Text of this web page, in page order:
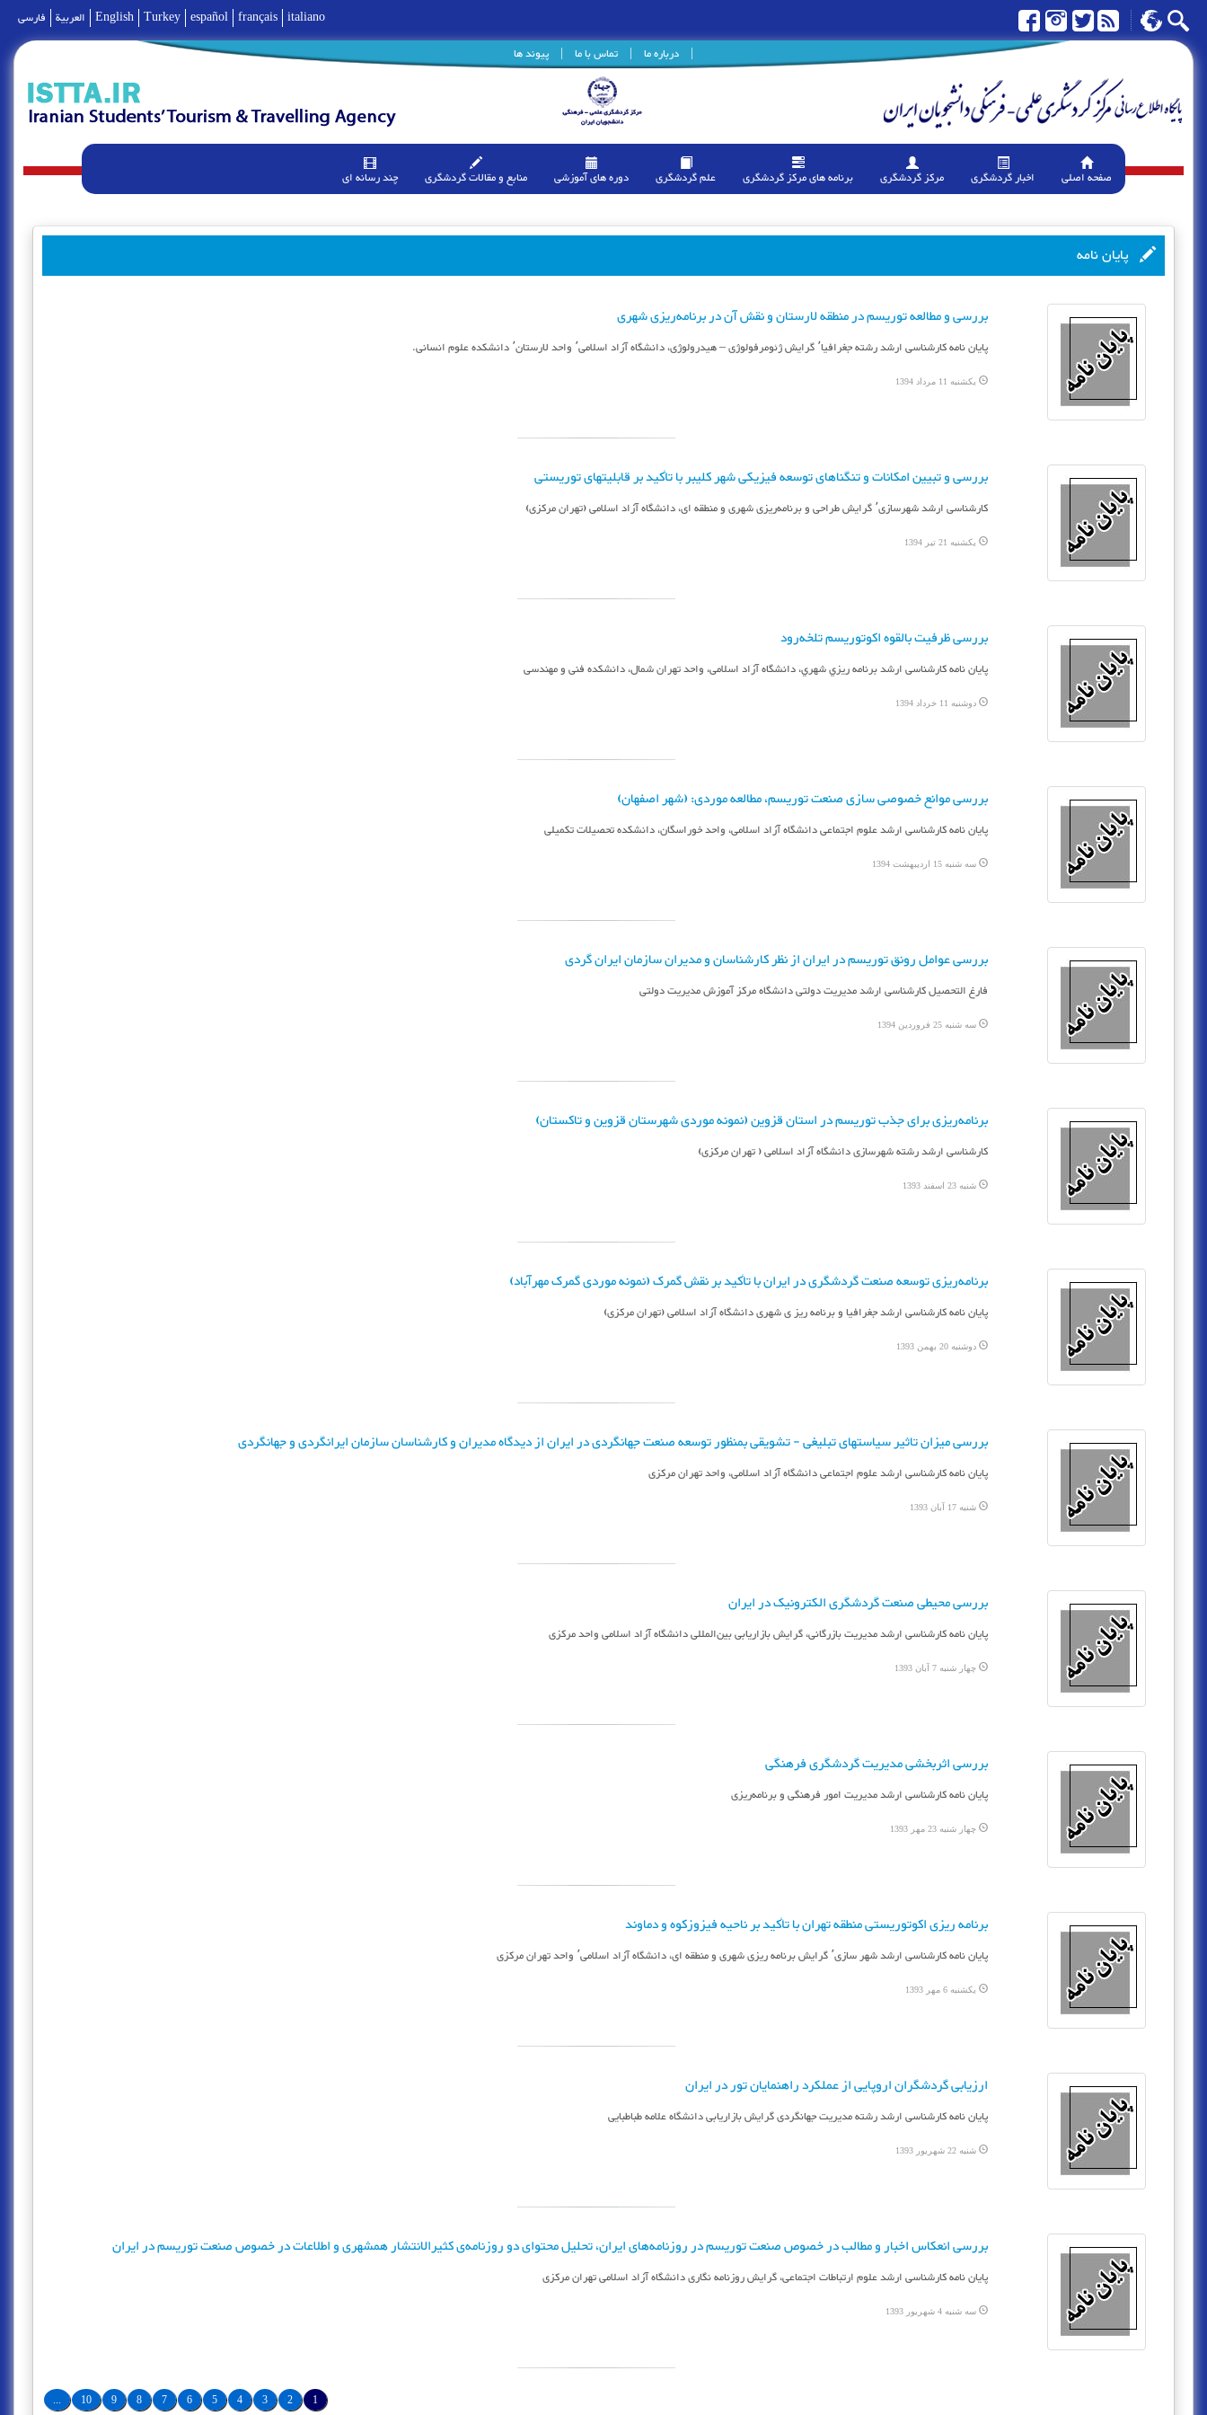
فارسی العربية English Turkey español français italiano
درباره ما
| تماس با ما | پیوند ها |
صفحه اصلی اخبار گردشگری مرکز گردشگری برنامه های مرکز گردشگری علم گردشگری دوره های آموزشی منابع و مقالات گردشگری چند رسانه ای
پایان نامه
بررسی و مطالعه توریسم در منطقه لارستان و نقش آن در برنامه‌ریزی شهری
پایان نامه کارشناسی ارشد رشته جغرافیا٬ گرایش ژئومرفولوژی – هیدرولوژی، دانشگاه آزاد اسلامی٬ واحد لارستان٬ دانشکده علوم انسانی.
یکشنبه 11 مرداد 1394
بررسی و تبیین امکانات و تنگناهای توسعه فیزیکی شهر کلیبر با تأکید بر قابلیتهای توریستی
کارشناسی ارشد شهرسازی٬ گرایش طراحی و برنامه‌ریزی شهری و منطقه ای، دانشگاه آزاد اسلامی (تهران مرکزی)
یکشنبه 21 تیر 1394
ب‍ررس‍ی‌ ظرف‍ی‍ت‌ ب‍ال‍ق‍وه‌ اک‍وت‍وری‍س‍م‌ ت‍ل‍خ‍ه‌رود
پایان نامه کارشناسی ارشد برنامه ريزي شهري، دان‍ش‍گ‍اه‌ آزاد اس‍لام‍ی‌، واح‍د ت‍ه‍ران‌ ش‍م‍ال‌، دان‍ش‍ک‍ده‌ ف‍ن‍ی‌ و م‍ه‍ن‍دس‍ی‌
دوشنبه 11 خرداد 1394
ب‍ررس‍ی‌ م‍وان‍ع‌ خ‍ص‍وص‍ی‌ س‍ازی‌ ص‍ن‍ع‍ت‌ ت‍وری‍س‍م‌، م‍طال‍ع‍ه‌ م‍وردی‌: (ش‍ه‍ر اص‍ف‍ه‍ان‌)
پایان نامه کارشناسی ارشد علوم اجتماعی دان‍ش‍گ‍اه‌ آزاد اس‍لام‍ی‌، واح‍د خ‍وراس‍گ‍ان‌، دان‍ش‍ک‍ده‌ ت‍ح‍ص‍ی‍لات‌ ت‍ک‍م‍ی‍ل‍ی‌
سه شنبه 15 اردیبهشت 1394
بررسی عوامل رونق توریسم در ایران از نظر کارشناسان و مدیران سازمان ایران گردی
فارغ التحصیل کارشناسی ارشد مدیریت دولتی دانشگاه مرکز آموزش مدیریت دولتی
سه شنبه 25 فروردین 1394
برنامه‌ریزی برای جذب توریسم در استان قزوین (نمونه موردی شهرستان قزوین و تاکستان)
کارشناسی ارشد رشته شهرسازی دانشگاه آزاد اسلامی ( تهران مرکزی)
شنبه 23 اسفند 1393
برنامه‌ریزی توسعه صنعت گردشگری در ایران با تأکید بر نقش گمرک (نمونه موردی گمرک مهرآباد)
پایان نامه کارشناسی ارشد جغرافیا و برنامه ریز ی شهری دانشگاه آزاد اسلامی (تهران مرکزی)
دوشنبه 20 بهمن 1393
ب‍ررس‍ی‌ م‍ی‍زان‌ ت‍اث‍ی‍ر س‍ی‍اس‍ت‍ه‍ای‌ ت‍ب‍ل‍ی‍غ‍ی‌ - ت‍ش‍وی‍ق‍ی‌ ب‍م‍ن‍ظور ت‍وس‍ع‍ه‌ ص‍ن‍ع‍ت‌ ج‍ه‍ان‍گ‍ردی‌ در ای‍ران‌ از دی‍دگ‍اه‌ م‍دی‍ران‌ و ک‍ارش‍ن‍اس‍ان‌ س‍ازم‍ان‌ ای‍ران‍گ‍ردی‌ و ج‍ه‍ان‍گ‍ردی‌
پایان نامه کارشناسی ارشد علوم اجتماعی دان‍ش‍گ‍اه‌ آزاد اس‍لام‍ی‌، واح‍د ت‍ه‍ران‌ م‍رک‍زی‌
شنبه 17 آبان 1393
بررسی محیطی صنعت گردشگری الکترونیک در ایران
پایان نامه کارشناسی ارشد مدیریت بازرگانی، گرایش بازاریابی بین‌المللی دانشگاه آزاد اسلامی واحد مرکزی
چهار شنبه 7 آبان 1393
بررسی اثربخشی مدیریت گردشگری فرهنگی
پایان نامه کارشناسی ارشد مدیریت امور فرهنگی و برنامه‌ریزی
چهار شنبه 23 مهر 1393
برنامه ریزی اکوتوریستی منطقه تهران با تأکید بر ناحیه فیزوزکوه و دماوند
پایان نامه کارشناسی ارشد شهر سازی٬ گرایش برنامه ریزی شهری و منطقه ای، دانشگاه آزاد اسلامی٬ واحد تهران مرکزی
یکشنبه 6 مهر 1393
ارزیابی گردشگران اروپایی از عملکرد راهنمایان تور در ایران
پایان نامه کارشناسی ارشد رشته مدیریت جهانگردی گرایش بازاریابی دانشگاه علامه طباطبایی
شنبه 22 شهریور 1393
بررسی انعکاس اخبار و مطالب در خصوص صنعت توریسم در روزنامه‌های ایران، تحلیل محتوای دو روزنامه‌ی کثیرالانتشار همشهری و اطلاعات در خصوص صنعت توریسم در ایران
پایان نامه کارشناسی ارشد علوم ارتباطات اجتماعی، گرایش روزنامه نگاری دانشگاه آزاد اسلامی تهران مرکزی
سه شنبه 4 شهریور 1393
1
2
3
4
5
6
7
8
9
10
...